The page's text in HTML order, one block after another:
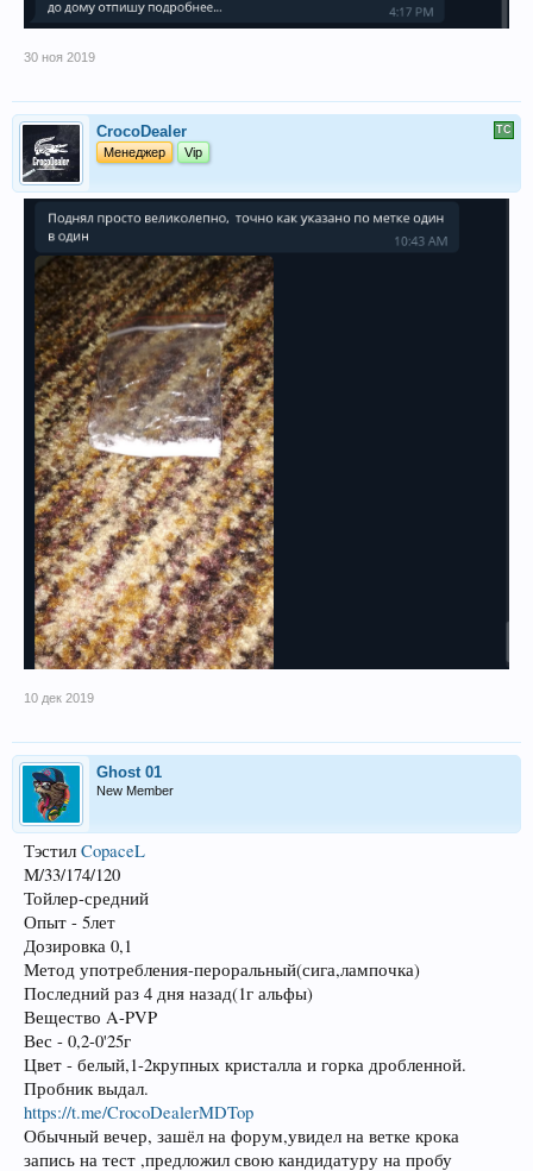
30 ноя 2019
CrocoDealer
Менеджер Vip
10 дек 2019
Ghost 01
New Member
Тэстил CopaceL
М/33/174/120
Тойлер-средний
Опыт - 5лет
Дозировка 0,1
Метод употребления-пероральный(сига,лампочка)
Последний раз 4 дня назад(1г альфы)
Вещество A-PVP
Вес - 0,2-0'25г
Цвет - белый,1-2крупных кристалла и горка дробленной.
Пробник выдал.
https://t.me/CrocoDealerMDTop
Обычный вечер, зашёл на форум,увидел на ветке крока
запись на тест ,предложил свою кандидатуру на пробу